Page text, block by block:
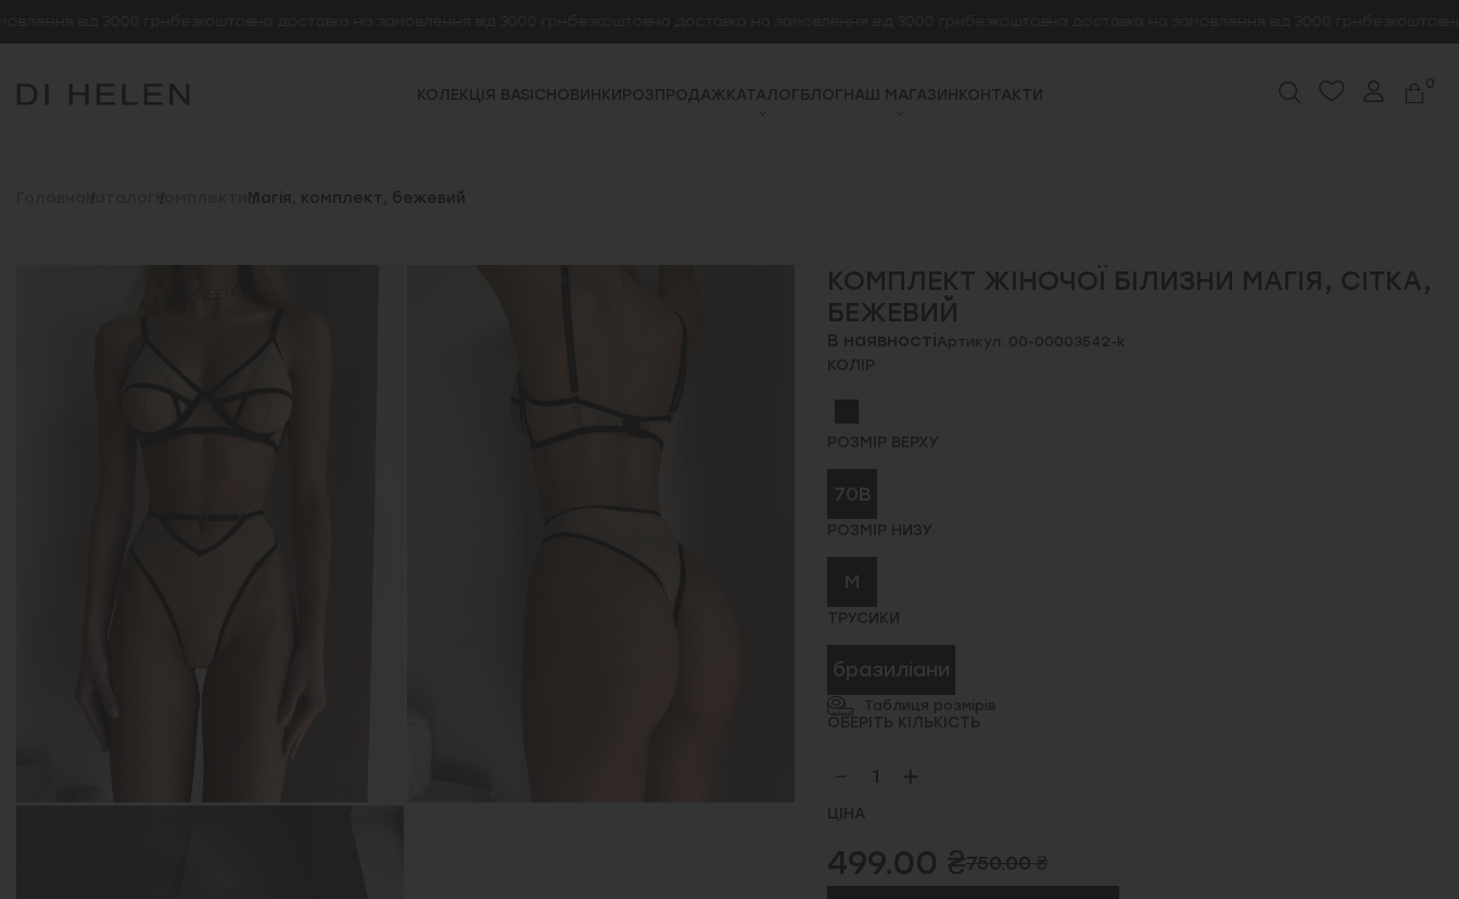
КОЛЕКЦІЯ BASICНОВИНКИРОЗПРОДАЖКАТАЛОГБЛОГНАШ МАГАЗИНКОНТАКТИ
0
Каталог Комплекти Магія, комплект, бежевий
КОМПЛЕКТ ЖІНОЧОЇ БІЛИЗНИ МАГІЯ, СІТКА,
БЕЖЕВИЙ
В наявностіАртикул: 00-00003542-k
КОЛІР
РОЗМІР ВЕРХУ
70B
РОЗМІР НИЗУ
M
ТРУСИКИ
бразиліани
Таблиця розмірів
ОБЕРІТЬ КІЛЬКІСТЬ
ЦІНА
499.00 ₴750.00 ₴